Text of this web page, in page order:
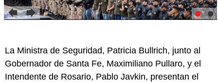
La Ministra de Seguridad, Patricia Bullrich, junto al
Gobernador de Santa Fe, Maximiliano Pullaro, y el
Intendente de Rosario, Pablo Javkin, presentan el